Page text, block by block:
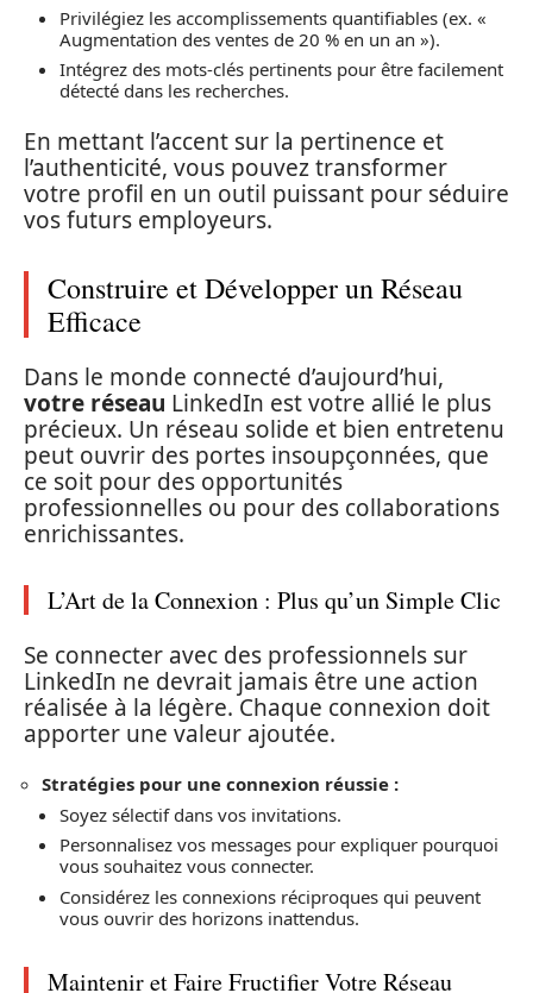
Privilégiez les accomplissements quantifiables (ex. «
Augmentation des ventes de 20 % en un an »).
Intégrez des mots-clés pertinents pour être facilement
détecté dans les recherches.
En mettant l’accent sur la pertinence et
l’authenticité, vous pouvez transformer
votre profil en un outil puissant pour séduire
vos futurs employeurs.
Construire et Développer un Réseau
Efficace
Dans le monde connecté d’aujourd’hui,
votre réseau LinkedIn est votre allié le plus
précieux. Un réseau solide et bien entretenu
peut ouvrir des portes insoupçonnées, que
ce soit pour des opportunités
professionnelles ou pour des collaborations
enrichissantes.
L’Art de la Connexion : Plus qu’un Simple Clic
Se connecter avec des professionnels sur
LinkedIn ne devrait jamais être une action
réalisée à la légère. Chaque connexion doit
apporter une valeur ajoutée.
Stratégies pour une connexion réussie :
Soyez sélectif dans vos invitations.
Personnalisez vos messages pour expliquer pourquoi
vous souhaitez vous connecter.
Considérez les connexions réciproques qui peuvent
vous ouvrir des horizons inattendus.
Maintenir et Faire Fructifier Votre Réseau